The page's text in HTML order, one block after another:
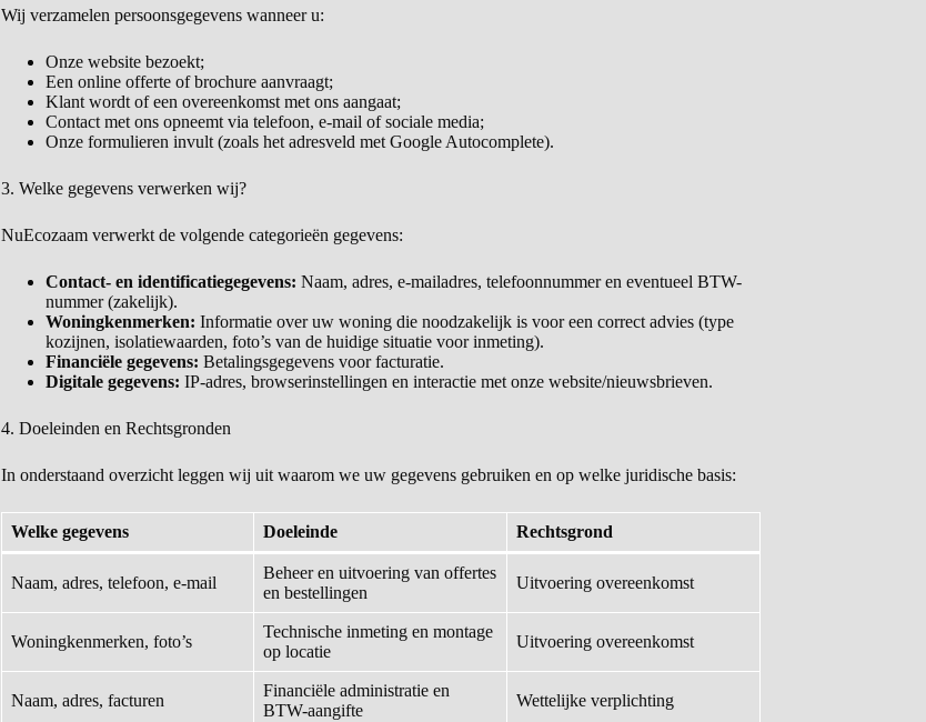
Wij verzamelen persoonsgegevens wanneer u:
Onze website bezoekt;
Een online offerte of brochure aanvraagt;
Klant wordt of een overeenkomst met ons aangaat;
Contact met ons opneemt via telefoon, e-mail of sociale media;
Onze formulieren invult (zoals het adresveld met Google Autocomplete).
3. Welke gegevens verwerken wij?
NuEcozaam verwerkt de volgende categorieën gegevens:
Contact- en identificatiegegevens: Naam, adres, e-mailadres, telefoonnummer en eventueel BTW-
nummer (zakelijk).
Woningkenmerken: Informatie over uw woning die noodzakelijk is voor een correct advies (type
kozijnen, isolatiewaarden, foto’s van de huidige situatie voor inmeting).
Financiële gegevens: Betalingsgegevens voor facturatie.
Digitale gegevens: IP-adres, browserinstellingen en interactie met onze website/nieuwsbrieven.
4. Doeleinden en Rechtsgronden
In onderstaand overzicht leggen wij uit waarom we uw gegevens gebruiken en op welke juridische basis:
Welke gegevens Doeleinde Rechtsgrond
Naam, adres, telefoon, e-mail
Beheer en uitvoering van offertes
en bestellingen
Uitvoering overeenkomst
Woningkenmerken, foto’s
Technische inmeting en montage
op locatie
Uitvoering overeenkomst
Naam, adres, facturen
Financiële administratie en
BTW-aangifte
Wettelijke verplichting